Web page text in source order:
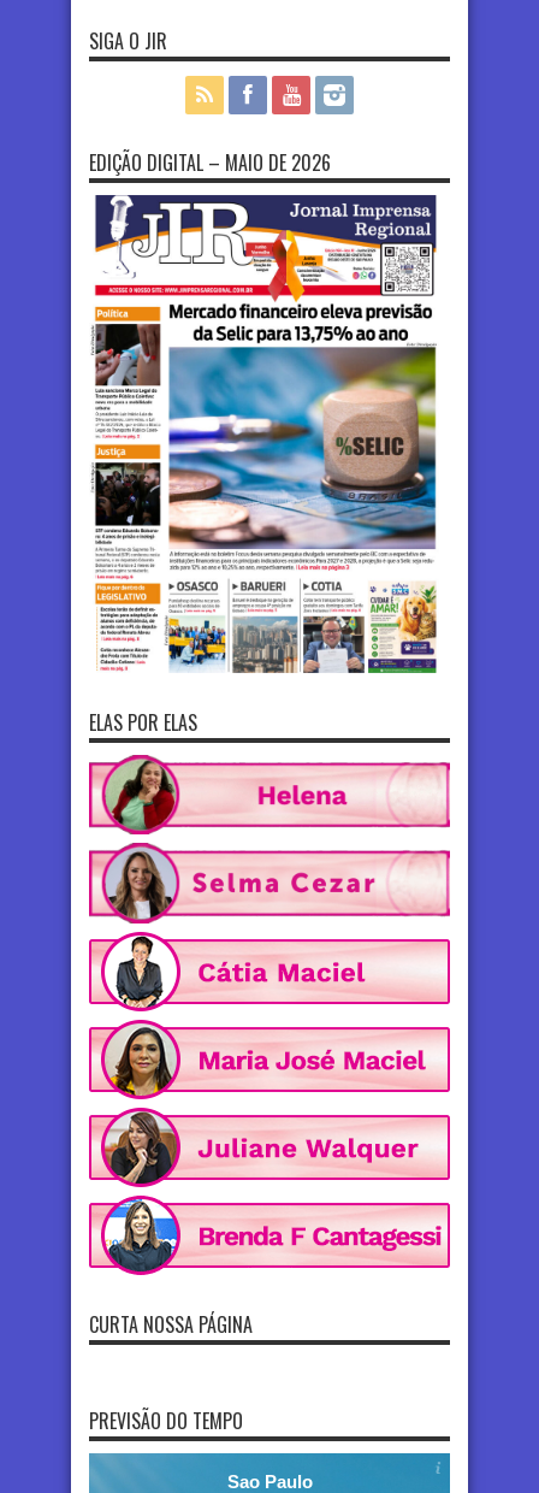
SIGA O JIR
EDIÇÃO DIGITAL – MAIO DE 2026
ELAS POR ELAS
CURTA NOSSA PÁGINA
PREVISÃO DO TEMPO
Sao Paulo